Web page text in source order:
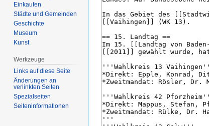
Einkaufen
Städte und Gemeinden
Geschichte
Museum
Kunst
Werkzeuge
Links auf diese Seite
Änderungen an
verlinkten Seiten
Spezialseiten
Seiten­­informationen